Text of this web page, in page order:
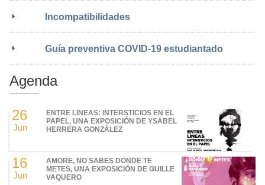
Incompatibilidades
Guía preventiva COVID-19 estudiantado
Agenda
26
Jun
ENTRE LÍNEAS: INTERSTICIOS EN EL
PAPEL, UNA EXPOSICIÓN DE YSABEL
HERRERA GONZÁLEZ
16
Jun
AMORE, NO SABES DÓNDE TE
METES, UNA EXPOSICIÓN DE GUILLE
VAQUERO